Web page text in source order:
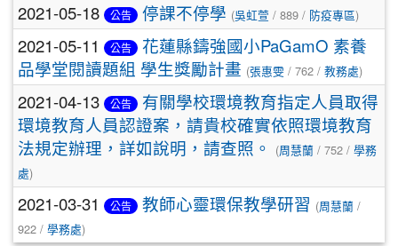
2021-05-18 公告 停課不停學 (吳虹萱 / 889 / 防疫專區)
2021-05-11 公告
花蓮縣鑄強國小PaGamO 素養
品學堂閱讀題組 學生獎勵計畫 (張惠雯 / 762 / 教務處)
2021-04-13 公告
有關學校環境教育指定人員取得
環境教育人員認證案，請貴校確實依照環境教育
法規定辦理，詳如說明，請查照。
(周慧蘭 / 752 / 學務
處)
2021-03-31 公告 教師心靈環保教學研習 (周慧蘭 /
922 / 學務處)